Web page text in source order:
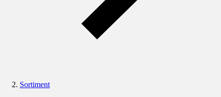
Sortiment